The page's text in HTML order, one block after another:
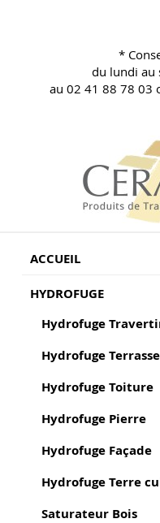
*
du lundi au
au 02 41 88 78 03
ACCUEIL
HYDROFUGE
Hydrofuge
Hydrofuge Terrasse
Hydrofuge Toiture
Hydrofuge Pierre
Hydrofuge Façade
Hydrofuge Terre
Saturateur Bois